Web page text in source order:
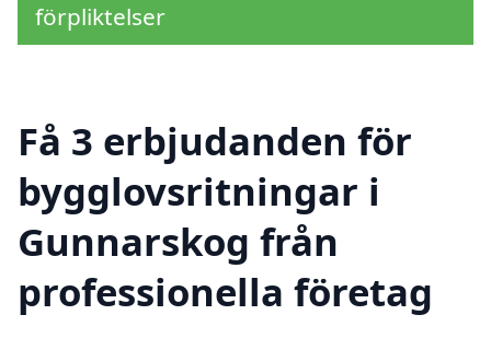
förpliktelser
Få 3 erbjudanden för
bygglovsritningar i
Gunnarskog från
professionella företag